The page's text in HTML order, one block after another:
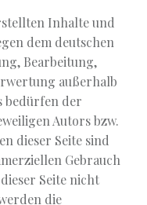
Inhalte und
dem deutschen
Bearbeitung,
außerhalb
bedürfen der
Autors bzw.
dieser Seite sind
Gebrauch
Seite nicht
die